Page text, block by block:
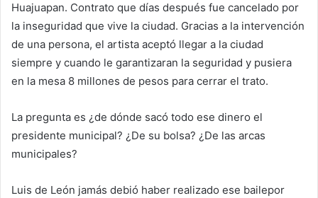
Huajuapan. Contrato que días después fue cancelado por
la inseguridad que vive la ciudad. Gracias a la intervención
de una persona, el artista aceptó llegar a la ciudad
siempre y cuando le garantizaran la seguridad y pusiera
en la mesa 8 millones de pesos para cerrar el trato.
La pregunta es ¿de dónde sacó todo ese dinero el
presidente municipal? ¿De su bolsa? ¿De las arcas
municipales?
Luis de León jamás debió haber realizado ese bailepor